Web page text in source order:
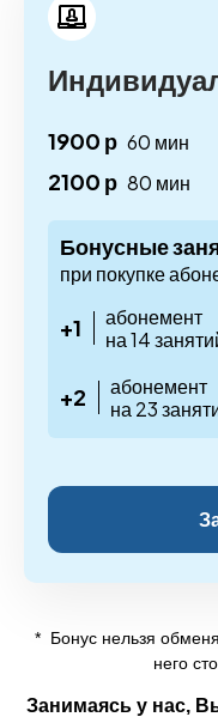
1900 р 60 мин
2100 р 80 мин
Бонусные
при покупке
+1
абонемент
на 14
+2
абонемент
на 23
* Бонус нельзя
него
Занимаясь у нас,